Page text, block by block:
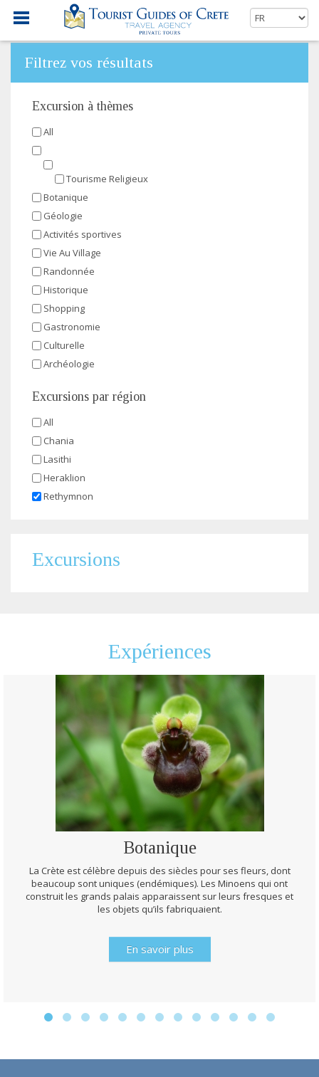
Filtrez vos résultats
Excursion à thèmes
All
Tourisme Religieux
Botanique
Géologie
Activités sportives
Vie Au Village
Randonnée
Historique
Shopping
Gastronomie
Culturelle
Archéologie
Excursions par région
All
Chania
Lasithi
Heraklion
Rethymnon
Excursions
Expériences
Botanique
La Crète est célèbre depuis des siècles pour ses fleurs, dont
beaucoup sont uniques (endémiques). Les Minoens qui ont
construit les grands palais apparaissent sur leurs fresques et
les objets qu’ils fabriquaient.
En savoir plus